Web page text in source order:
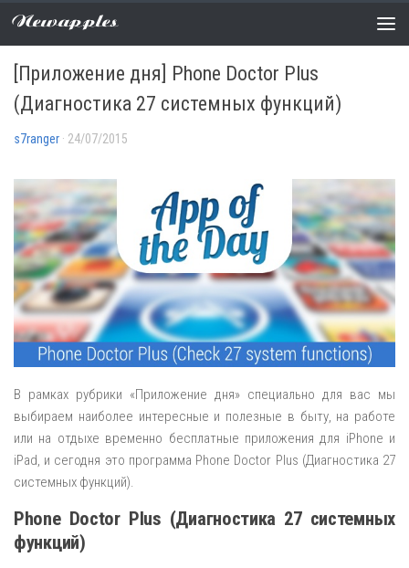
Newapples
ПРИЛОЖЕНИЕ ДНЯ 0 COMMENTS
[Приложение дня] Phone Doctor Plus
(Диагностика 27 системных функций)
s7ranger · 24/07/2015
В рамках рубрики «Приложение дня» специально для вас мы
выбираем наиболее интересные и полезные в быту, на работе
или на отдыхе временно бесплатные приложения для iPhone и
iPad, и сегодня это программа Phone Doctor Plus (Диагностика 27
системных функций).
Phone Doctor Plus (Диагностика 27 системных
функций)